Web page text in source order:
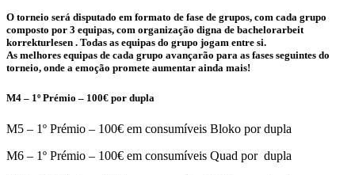
O torneio será disputado em formato de fase de grupos, com cada grupo
composto por 3 equipas, com organização digna de bachelorarbeit
korrekturlesen . Todas as equipas do grupo jogam entre si.
As melhores equipas de cada grupo avançarão para as fases seguintes do
torneio, onde a emoção promete aumentar ainda mais!
M4 – 1º Prémio – 100€ por dupla
M5 – 1º Prémio – 100€ em consumíveis Bloko por dupla
M6 – 1º Prémio – 100€ em consumíveis Quad por dupla